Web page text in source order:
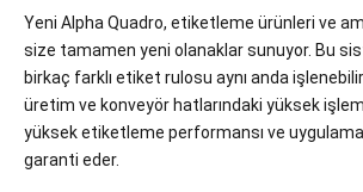
Yeni Alpha Quadro, etiketleme ürünleri ve
size tamamen yeni olanaklar sunuyor. Bu
birkaç farklı etiket rulosu aynı anda
üretim ve konveyör hatlarındaki yüksek
yüksek etiketleme performansı ve
garanti eder.